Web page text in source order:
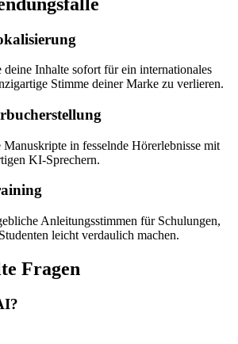
deine Inhalte sofort für ein internationales
Stimme deiner Marke zu verlieren.
in fesselnde Hörerlebnisse mit
KI-Sprechern.
Anleitungsstimmen für Schulungen,
leicht verdaulich machen.
Fragen